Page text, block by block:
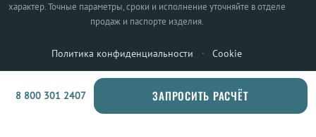
характер. Точные параметры, сроки и исполнение уточняйте в отделе
продаж и паспорте изделия.
Политика конфиденциальности · Cookie
8 800 301 2407 ЗАПРОСИТЬ РАСЧЁТ